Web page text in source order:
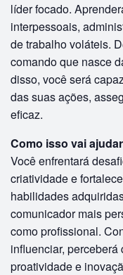
líder focado.
interpessoais,
de trabalho voláteis.
comando que nasce
disso, você será
das suas ações,
eficaz.
Como isso vai
Você enfrentará
criatividade e
habilidades
comunicador mais
como profissional.
influenciar,
proatividade e